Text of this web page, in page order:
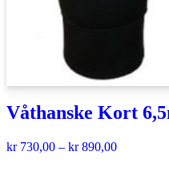
Våthanske Kort
kr730,00 – kr890,00